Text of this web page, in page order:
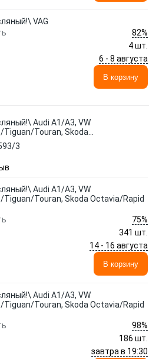
VAG
82%
4 шт.
6 - 8 августа
В корзину
Audi A1/A3, VW
Touran, Skoda
1.2-1.6i 06>
3
Audi A1/A3, VW
Touran, Skoda Octavia/Rapid
75%
341 шт.
14 - 16 августа
В корзину
Audi A1/A3, VW
Touran, Skoda Octavia/Rapid
98%
186 шт.
завтра в 19:30